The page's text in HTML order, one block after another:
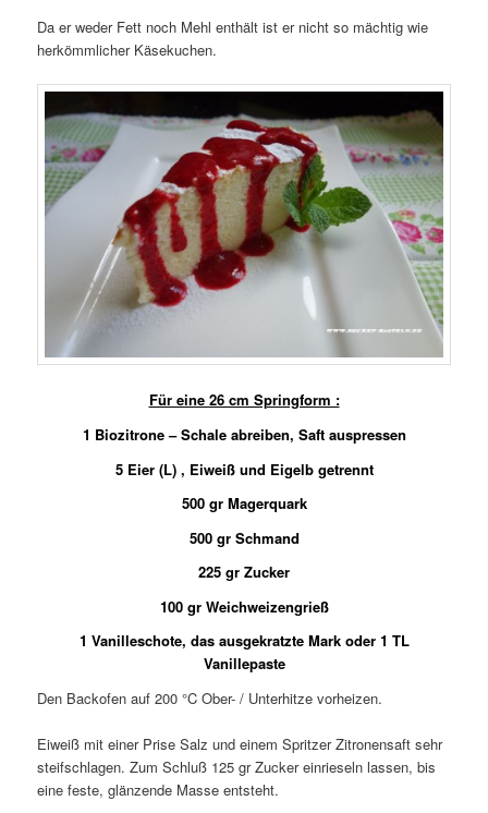
Da er weder Fett noch Mehl enthält ist er nicht so mächtig wie
herkömmlicher Käsekuchen.
Für eine 26 cm Springform :
1 Biozitrone – Schale abreiben, Saft auspressen
5 Eier (L) , Eiweiß und Eigelb getrennt
500 gr Magerquark
500 gr Schmand
225 gr Zucker
100 gr Weichweizengrieß
1 Vanilleschote, das ausgekratzte Mark oder 1 TL
Vanillepaste
Den Backofen auf 200 °C Ober- / Unterhitze vorheizen.
Eiweiß mit einer Prise Salz und einem Spritzer Zitronensaft sehr
steifschlagen. Zum Schluß 125 gr Zucker einrieseln lassen, bis
eine feste, glänzende Masse entsteht.